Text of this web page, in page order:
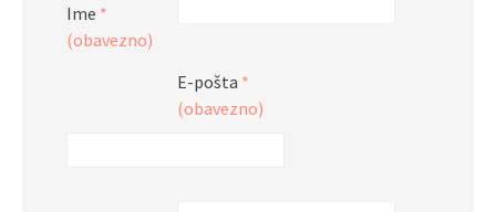
Ime *
(obavezno)
E-pošta *
(obavezno)